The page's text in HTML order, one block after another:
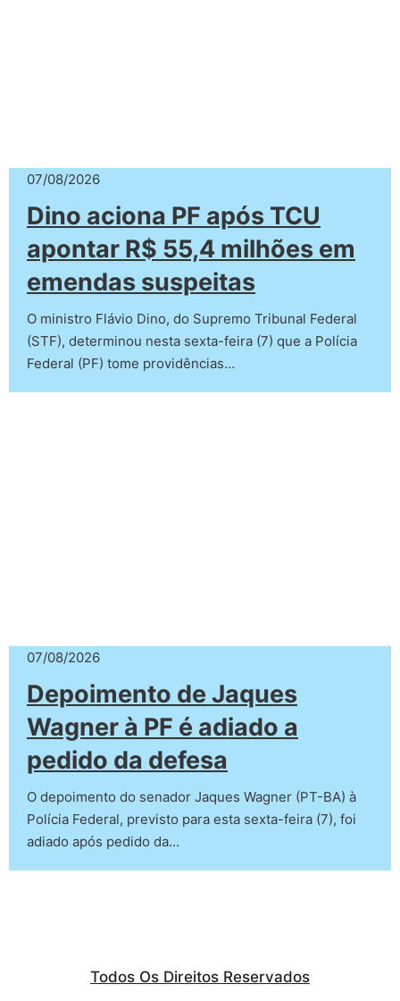
07/08/2026
Dino aciona PF após TCU
apontar R$ 55,4 milhões em
emendas suspeitas
O ministro Flávio Dino, do Supremo Tribunal Federal
(STF), determinou nesta sexta-feira (7) que a Polícia
Federal (PF) tome providências…
07/08/2026
Depoimento de Jaques
Wagner à PF é adiado a
pedido da defesa
O depoimento do senador Jaques Wagner (PT-BA) à
Polícia Federal, previsto para esta sexta-feira (7), foi
adiado após pedido da…
Todos Os Direitos Reservados